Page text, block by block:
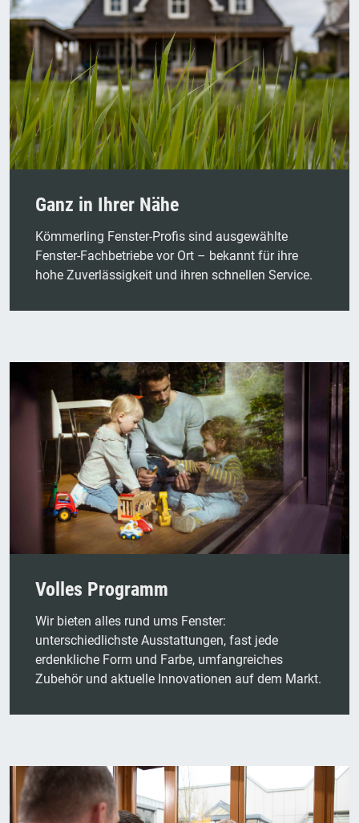
Ganz in Ihrer Nähe
Kömmerling Fenster-Profis sind ausgewählte
Fenster-Fachbetriebe vor Ort – bekannt für ihre
hohe Zuverlässigkeit und ihren schnellen Service.
Volles Programm
Wir bieten alles rund ums Fenster:
unterschiedlichste Ausstattungen, fast jede
erdenkliche Form und Farbe, umfangreiches
Zubehör und aktuelle Innovationen auf dem Markt.